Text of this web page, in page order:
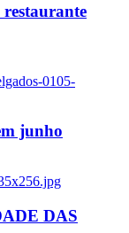
0105-
junho
DAS